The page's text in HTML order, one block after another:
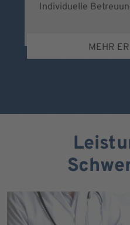
Individuelle
MEHR